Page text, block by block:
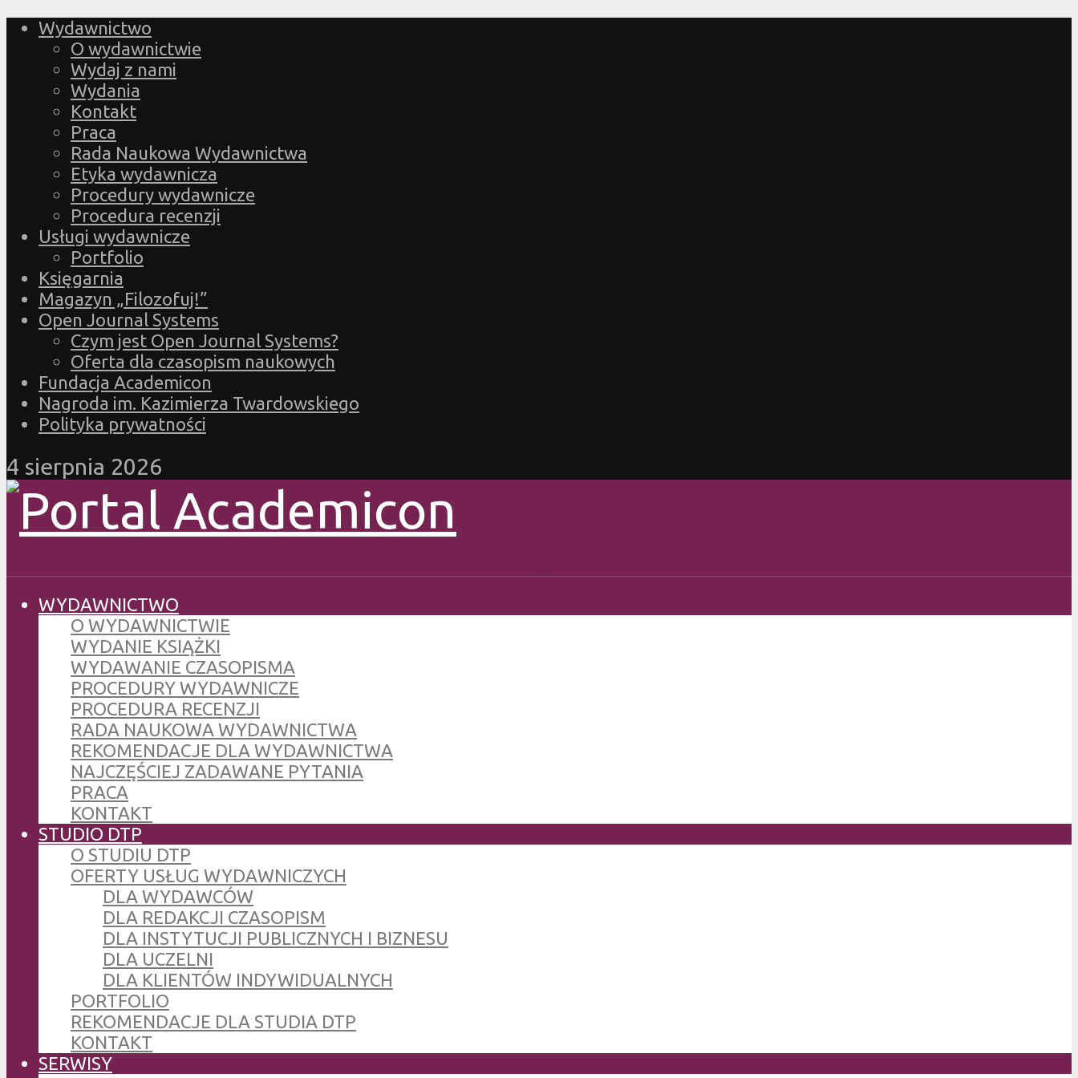
Wydawnictwo
O wydawnictwie
Wydaj z nami
Wydania
Kontakt
Praca
Rada Naukowa Wydawnictwa
Etyka wydawnicza
Procedury wydawnicze
Procedura recenzji
Usługi wydawnicze
Portfolio
Księgarnia
Magazyn „Filozofuj!”
Open Journal Systems
Czym jest Open Journal Systems?
Oferta dla czasopism naukowych
Fundacja Academicon
Nagroda im. Kazimierza Twardowskiego
Polityka prywatności
4 sierpnia 2026
WYDAWNICTWO
O WYDAWNICTWIE
WYDANIE KSIĄŻKI
WYDAWANIE CZASOPISMA
PROCEDURY WYDAWNICZE
PROCEDURA RECENZJI
RADA NAUKOWA WYDAWNICTWA
REKOMENDACJE DLA WYDAWNICTWA
NAJCZĘŚCIEJ ZADAWANE PYTANIA
PRACA
KONTAKT
STUDIO DTP
O STUDIU DTP
OFERTY USŁUG WYDAWNICZYCH
DLA WYDAWCÓW
DLA REDAKCJI CZASOPISM
DLA INSTYTUCJI PUBLICZNYCH I BIZNESU
DLA UCZELNI
DLA KLIENTÓW INDYWIDUALNYCH
PORTFOLIO
REKOMENDACJE DLA STUDIA DTP
KONTAKT
SERWISY